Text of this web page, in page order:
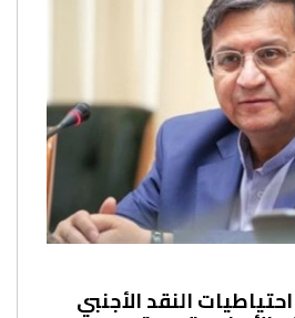
النقد الأجنبي